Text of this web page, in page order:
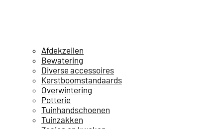
Afdekzeilen
Bewatering
Diverse accessoires
Kerstboomstandaards
Overwintering
Potterie
Tuinhandschoenen
Tuinzakken